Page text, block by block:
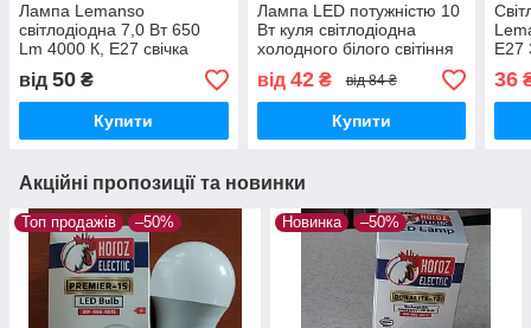
Лампа Lemanso
світлодіодна 7,0 Вт 650
Lm 4000 К, Е27 свічка
від 50 ₴
Купити
Лампа LED потужністю 10
Вт куля світлодіодна
холодного білого світіння
6500К 1020Lm A60 цоколь
E27 Lemanso LM264
від 42₴ від 84 ₴
Купити
E27
36
Акційні пропозиції та новинки
Топ продажів –50% Новинка –50%